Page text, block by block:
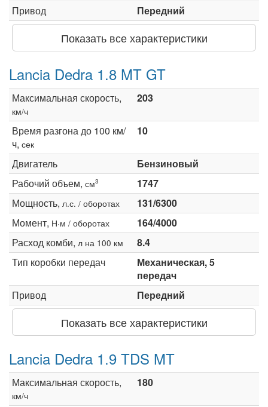
Привод Передний
Показать все характеристики
Lancia Dedra 1.8 MT GT
Максимальная скорость,
км/ч
203
Время разгона до 100 км/
ч, сек
10
Двигатель
Бензиновый
Рабочий объем, см3
1747
Мощность, л.с. / оборотах
131/6300
Момент, Н·м / оборотах
164/4000
Расход комби, л на 100 км
8.4
Тип коробки передач
Механическая, 5
передач
Привод
Передний
Показать все характеристики
Lancia Dedra 1.9 TDS MT
Максимальная скорость,
км/ч
180